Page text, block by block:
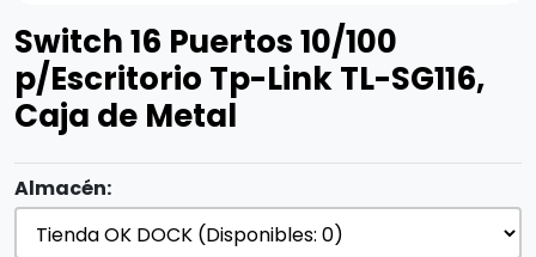
Switch 16 Puertos 10/100
p/Escritorio Tp-Link TL-SG116,
Caja de Metal
Almacén: